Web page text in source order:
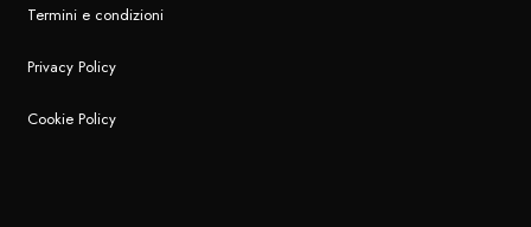
Termini e condizioni
Privacy Policy
Cookie Policy